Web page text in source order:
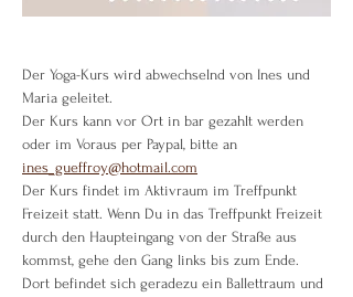
Der Yoga-Kurs wird abwechselnd von Ines und
Maria geleitet.
Der Kurs kann vor Ort in bar gezahlt werden
oder im Voraus per Paypal, bitte an
ines_gueffroy@hotmail.com
Der Kurs findet im Aktivraum im Treffpunkt
Freizeit statt. Wenn Du in das Treffpunkt Freizeit
durch den Haupteingang von der Straße aus
kommst, gehe den Gang links bis zum Ende.
Dort befindet sich geradezu ein Ballettraum und